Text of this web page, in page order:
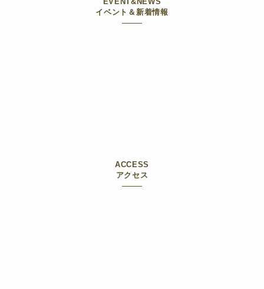
イベント＆新着情報
ACCESS
アクセス